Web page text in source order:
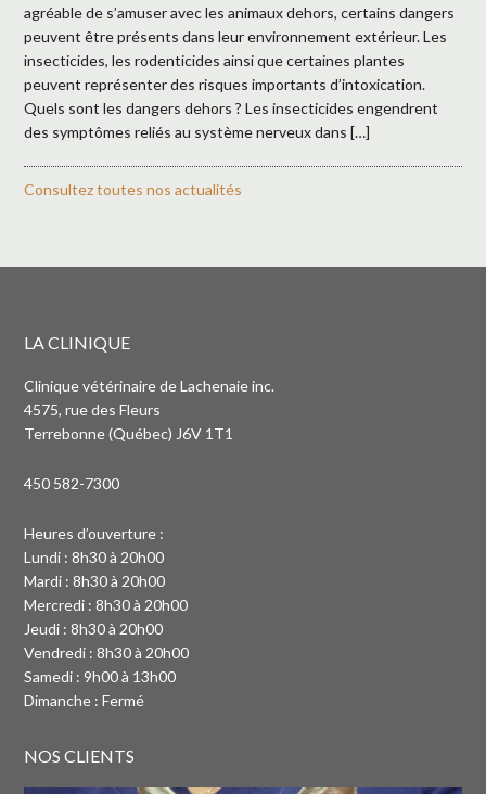
agréable de s’amuser avec les animaux dehors, certains dangers
peuvent être présents dans leur environnement extérieur. Les
insecticides, les rodenticides ainsi que certaines plantes
peuvent représenter des risques importants d’intoxication.
Quels sont les dangers dehors ? Les insecticides engendrent
des symptômes reliés au système nerveux dans […]
Consultez toutes nos actualités
LA CLINIQUE
Clinique vétérinaire de Lachenaie inc.
4575, rue des Fleurs
Terrebonne (Québec) J6V 1T1
450 582-7300
Heures d’ouverture :
Lundi : 8h30 à 20h00
Mardi : 8h30 à 20h00
Mercredi : 8h30 à 20h00
Jeudi : 8h30 à 20h00
Vendredi : 8h30 à 20h00
Samedi : 9h00 à 13h00
Dimanche : Fermé
NOS CLIENTS